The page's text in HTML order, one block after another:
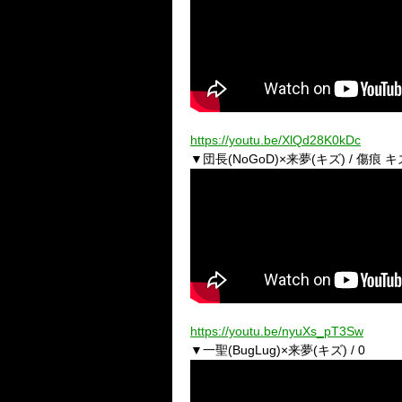
https://youtu.be/XlQd28K0kDc
▼団長(NoGoD)×来夢(キズ) / 傷痕 キ
https://youtu.be/nyuXs_pT3Sw
▼一聖(BugLug)×来夢(キズ) / 0